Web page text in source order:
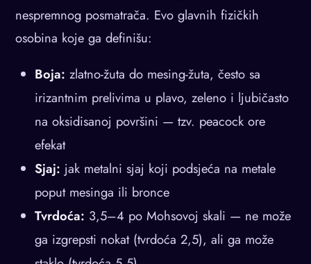
nespremnog posmatrača. Evo glavnih fizičkih
osobina koje ga definišu:
Boja: zlatno-žuta do mesing-žuta, često sa
irizantnim prelivima u plavo, zeleno i ljubičasto
na oksidisanoj površini — tzv. peacock ore
efekat
Sjaj: jak metalni sjaj koji podsjeća na metale
poput mesinga ili bronce
Tvrdoća: 3,5–4 po Mohsovoj skali — ne može
ga izgrepsti nokat (tvrdoća 2,5), ali ga može